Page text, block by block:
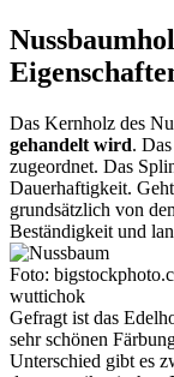
Das Kernholz des
gehandelt wird.
zugeordnet. Das
Dauerhaftigkeit.
grundsätzlich von
Beständigkeit und
Foto:
wuttichok
Gefragt ist das
sehr schönen
Unterschied gibt es